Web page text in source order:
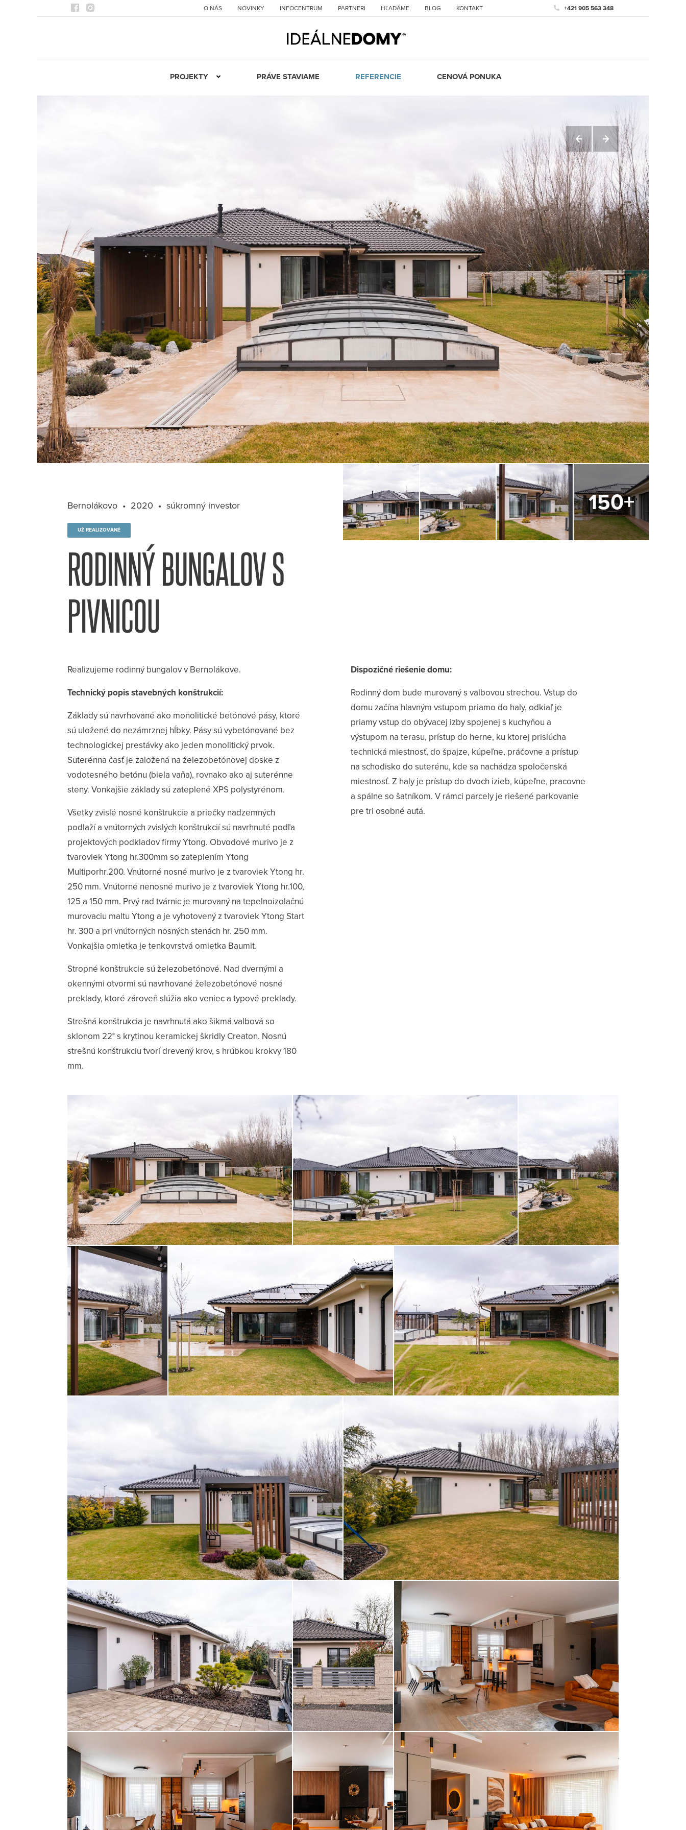
O NÁS NOVINKY INFOCENTRUM PARTNERI HĽADÁME BLOG KONTAKT +421 905 563 348
PROJEKTY PRÁVE STAVIAME REFERENCIE CENOVÁ PONUKA
Bernolákovo 2020 súkromný investor
UŽ REALIZOVANÉ
RODINNÝ BUNGALOV S
PIVNICOU
Realizujeme rodinný bungalov v Bernolákove.
Technický popis stavebných konštrukcií:
Základy sú navrhované ako monolitické betónové pásy, ktoré
sú uložené do nezámrznej hĺbky. Pásy sú vybetónované bez
technologickej prestávky ako jeden monolitický prvok.
Suterénna časť je založená na železobetónovej doske z
vodotesného betónu (biela vaňa), rovnako ako aj suterénne
steny. Vonkajšie základy sú zateplené XPS polystyrénom.
Všetky zvislé nosné konštrukcie a priečky nadzemných
podlaží a vnútorných zvislých konštrukcií sú navrhnuté podľa
projektových podkladov firmy Ytong. Obvodové murivo je z
tvaroviek Ytong hr.300mm so zateplením Ytong
Multiporhr.200. Vnútorné nosné murivo je z tvaroviek Ytong hr.
250 mm. Vnútorné nenosné murivo je z tvaroviek Ytong hr.100,
125 a 150 mm. Prvý rad tvárnic je murovaný na tepelnoizolačnú
murovaciu maltu Ytong a je vyhotovený z tvaroviek Ytong Start
hr. 300 a pri vnútorných nosných stenách hr. 250 mm.
Vonkajšia omietka je tenkovrstvá omietka Baumit.
Stropné konštrukcie sú železobetónové. Nad dvernými a
okennými otvormi sú navrhované železobetónové nosné
preklady, ktoré zároveň slúžia ako veniec a typové preklady.
Strešná konštrukcia je navrhnutá ako šikmá valbová so
sklonom 22° s krytinou keramickej škridly Creaton. Nosnú
strešnú konštrukciu tvorí drevený krov, s hrúbkou krokvy 180
mm.
Dispozičné riešenie domu:
Rodinný dom bude murovaný s valbovou strechou. Vstup do
domu začína hlavným vstupom priamo do haly, odkiaľ je
priamy vstup do obývacej izby spojenej s kuchyňou a
výstupom na terasu, prístup do herne, ku ktorej prislúcha
technická miestnosť, do špajze, kúpeľne, práčovne a prístup
na schodisko do suterénu, kde sa nachádza spoločenská
miestnosť. Z haly je prístup do dvoch izieb, kúpeľne, pracovne
a spálne so šatníkom. V rámci parcely je riešené parkovanie
pre tri osobné autá.